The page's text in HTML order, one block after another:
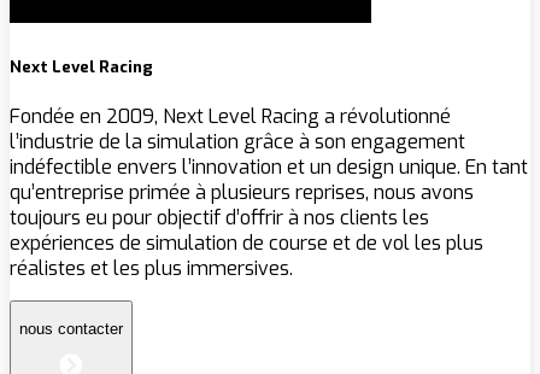
Next Level Racing
Fondée en 2009, Next Level Racing a révolutionné
l’industrie de la simulation grâce à son engagement
indéfectible envers l’innovation et un design unique. En tant
qu’entreprise primée à plusieurs reprises, nous avons
toujours eu pour objectif d’offrir à nos clients les
expériences de simulation de course et de vol les plus
réalistes et les plus immersives.
nous contacter